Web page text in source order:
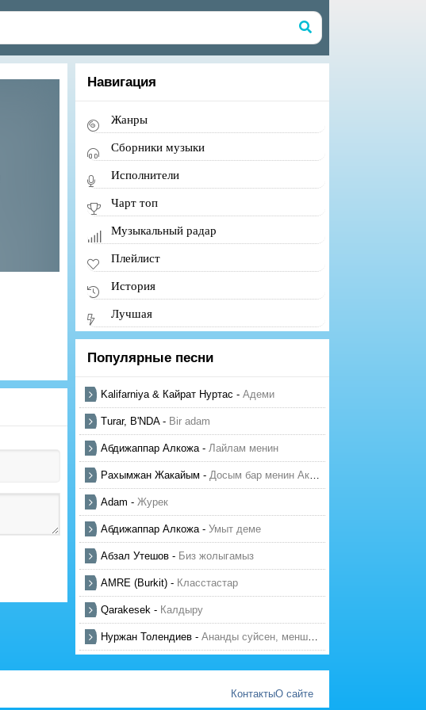
Навигация
Жанры
Сборники музыки
Исполнители
Чарт топ
Музыкальный радар
Плейлист
История
Лучшая
Популярные песни
Kalifarniya & Кайрат Нуртас - Адеми
Turar, B'NDA- Bir adam
Абдижаппар Алкожа- Лайлам менин
Рахымжан Жакайым - Досым бар менин Актауда
Adam - Журек
Абдижаппар Алкожа- Умыт деме
Абзал Утешов - Биз жолыгамыз
AMRE (Burkit) - Класстастар
Qarakesek - Калдыру
Нуржан Толендиев - Ананды суйсен, менше суй
КонтактыО сайте